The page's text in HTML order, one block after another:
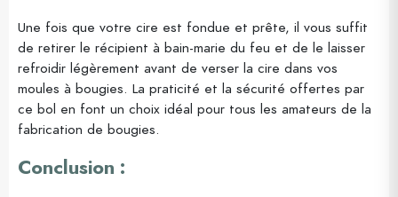
Une fois que votre cire est fondue et prête, il vous suffit
de retirer le récipient à bain-marie du feu et de le laisser
refroidir légèrement avant de verser la cire dans vos
moules à bougies. La praticité et la sécurité offertes par
ce bol en font un choix idéal pour tous les amateurs de la
fabrication de bougies.
Conclusion :